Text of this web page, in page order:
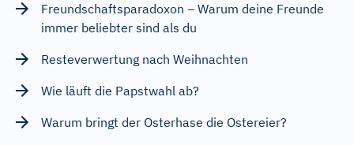
Freundschaftsparadoxon – Warum deine Freunde
immer beliebter sind als du
Resteverwertung nach Weihnachten
Wie läuft die Papstwahl ab?
Warum bringt der Osterhase die Ostereier?